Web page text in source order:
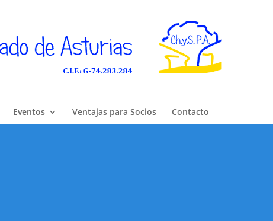
Eventos Ventajas para Socios Contacto